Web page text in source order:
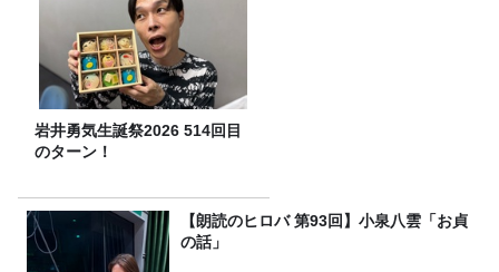
岩井勇気生誕祭2026 514回目
のターン！
【朗読のヒロバ 第93回】小泉八雲「お貞
の話」